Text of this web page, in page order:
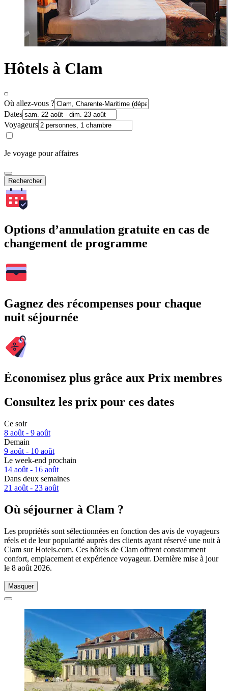
Hôtels à Clam
Où allez-vous ?
Dates
Voyageurs
Je voyage pour affaires
Rechercher
Options d’annulation gratuite en cas de
changement de programme
Gagnez des récompenses pour chaque
nuit séjournée
Économisez plus grâce aux Prix membres
Consultez les prix pour ces dates
Ce soir
8 août - 9 août
Demain
9 août - 10 août
Le week-end prochain
14 août - 16 août
Dans deux semaines
21 août - 23 août
Où séjourner à Clam ?
Les propriétés sont sélectionnées en fonction des avis de voyageurs
réels et de leur popularité auprès des clients ayant réservé une nuit à
Clam sur Hotels.com. Ces hôtels de Clam offrent constamment
confort, emplacement et expérience voyageur. Dernière mise à jour
le 8 août 2026.
Masquer